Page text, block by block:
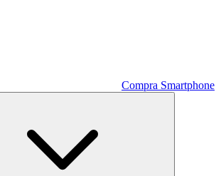
Compra Smartphone